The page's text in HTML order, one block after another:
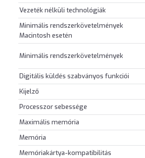
Vezeték nélküli technológiák
Minimális rendszerkövetelmények
Macintosh esetén
Minimális rendszerkövetelmények
Digitális küldés szabványos funkciói
Kijelző
Processzor sebessége
Maximális memória
Memória
Memóriakártya-kompatibilitás